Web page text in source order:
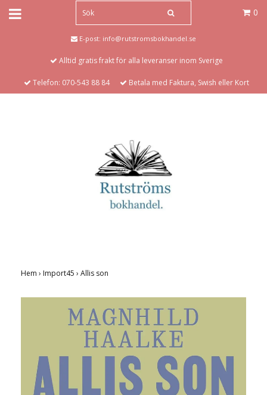
0
E-post: info@rutstromsbokhandel.se
Alltid gratis frakt för alla leveranser inom Sverige
Telefon: 070-543 88 84 Betala med Faktura, Swish eller Kort
Hem › Import45 › Allis son